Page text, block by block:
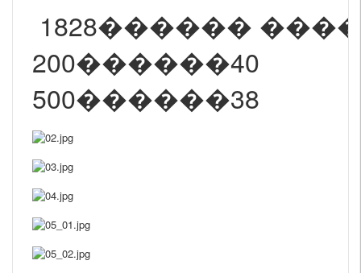
1828������
200������40
500������38